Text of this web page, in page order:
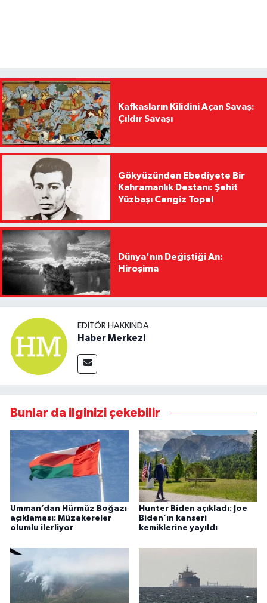
Kafkasların Kilidini Açan Savaş:
Çıldır Savaşı
Gökyüzünden Ebediyete Bir
Kahramanlık Destanı: Şehit
Yüzbaşı Cengiz Topel
Dünya'nın Değiştiği An:
Hiroşima
EDITÖR HAKKINDA
Haber Merkezi
Bunlar da ilginizi çekebilir
Umman’dan Hürmüz Boğazı
açıklaması: Müzakereler
olumlu ilerliyor
Hunter Biden açıkladı: Joe
Biden’ın kanseri
kemiklerine yayıldı